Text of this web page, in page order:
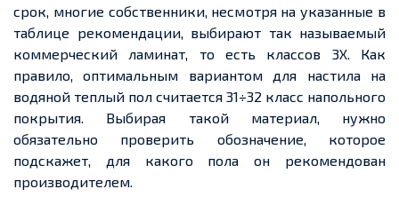
срок, многие собственники, несмотря на указанные в
таблице рекомендации, выбирают так называемый
коммерческий ламинат, то есть классов 3Х. Как
правило, оптимальным вариантом для настила на
водяной теплый пол считается 31÷32 класс напольного
покрытия. Выбирая такой материал, нужно
обязательно проверить обозначение, которое
подскажет, для какого пола он рекомендован
производителем.